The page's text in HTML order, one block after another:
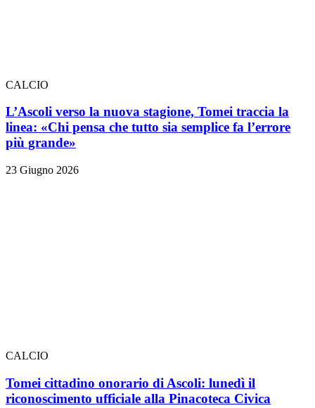
CALCIO
L’Ascoli verso la nuova stagione, Tomei traccia la
linea: «Chi pensa che tutto sia semplice fa l’errore
più grande»
23 Giugno 2026
CALCIO
Tomei cittadino onorario di Ascoli: lunedì il
riconoscimento ufficiale alla Pinacoteca Civica